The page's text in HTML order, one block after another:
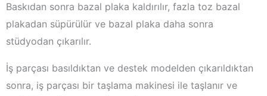
Baskıdan sonra bazal plaka kaldırılır, fazla toz bazal
plakadan süpürülür ve bazal plaka daha sonra
stüdyodan çıkarılır.
İş parçası basıldıktan ve destek modelden çıkarıldıktan
sonra, iş parçası bir taşlama makinesi ile taşlanır ve